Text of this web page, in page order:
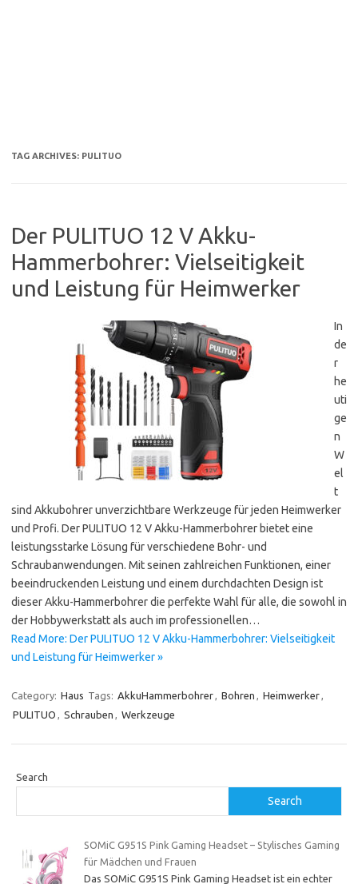
TAG ARCHIVES: PULITUO
Der PULITUO 12 V Akku-
Hammerbohrer: Vielseitigkeit
und Leistung für Heimwerker
In
de
r
he
uti
ge
n
W
el
t
sind Akkubohrer unverzichtbare Werkzeuge für jeden Heimwerker
und Profi. Der PULITUO 12 V Akku-Hammerbohrer bietet eine
leistungsstarke Lösung für verschiedene Bohr- und
Schraubanwendungen. Mit seinen zahlreichen Funktionen, einer
beeindruckenden Leistung und einem durchdachten Design ist
dieser Akku-Hammerbohrer die perfekte Wahl für alle, die sowohl in
der Hobbywerkstatt als auch im professionellen…
Read More: Der PULITUO 12 V Akku-Hammerbohrer: Vielseitigkeit
und Leistung für Heimwerker »
Category: Haus Tags: AkkuHammerbohrer, Bohren , Heimwerker,
PULITUO , Schrauben , Werkzeuge
Search
Search
SOMiC G951S Pink Gaming Headset – Stylisches Gaming
für Mädchen und Frauen
Das SOMiC G951S Pink Gaming Headset ist ein echter